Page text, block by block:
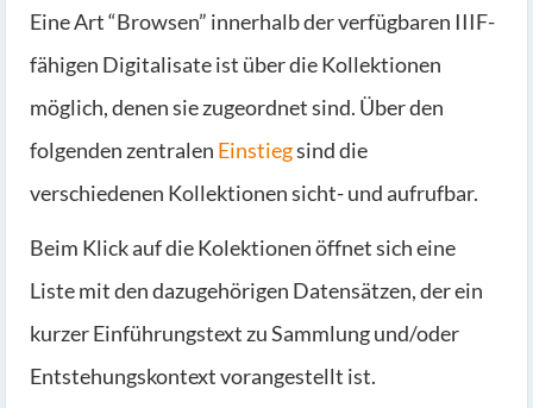
Eine Art “Browsen” innerhalb der verfügbaren IIIF-
fähigen Digitalisate ist über die Kollektionen
möglich, denen sie zugeordnet sind. Über den
folgenden zentralen Einstiegsind die
verschiedenen Kollektionen sicht- und aufrufbar.
Beim Klick auf die Kolektionen öffnet sich eine
Liste mit den dazugehörigen Datensätzen, der ein
kurzer Einführungstext zu Sammlung und/oder
Entstehungskontext vorangestellt ist.